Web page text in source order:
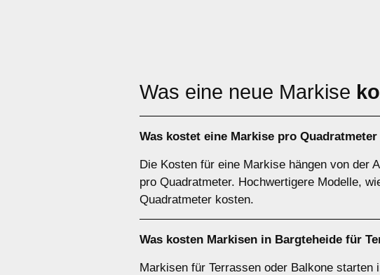
Was eine neue Markise
Was kostet eine Markise pro
Die Kosten für eine Markise hängen von der
pro Quadratmeter. Hochwertigere Modelle,
Quadratmeter kosten.
Was kosten Markisen in Bargteheide für
Markisen für Terrassen oder Balkone